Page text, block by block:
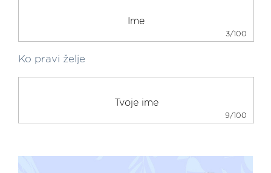
3/100
Ko pravi želje
9/100